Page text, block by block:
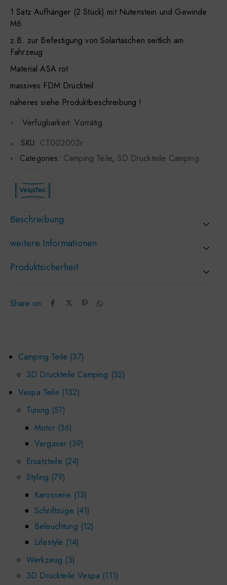
Camping Teile 37
3D Druckteile Camping 32
Vespa Teile 132
Tuning 51
Motor 36
Vergaser 39
Ersatzteile 24
Styling 79
Karosserie 13
Schriftzüge 41
Beleuchtung 12
Lifestyle 14
Werkzeug 3
3D Druckteile Vespa 111
1 Satz Aufhänger (2 Stück) mit Nutenstein und Gewinde
M6
z.B. zur Befestigung von Solartaschen seitlich am
Fahrzeug
Material ASA rot
massives FDM Druckteil
näheres siehe Produktbeschreibung !
Verfügbarkeit: Vorrätig
Share on:
SKU: CT002002r
Categories: Camping Teile, 3D Druckteile Camping
Beschreibung
weitere Informationen
Produktsicherheit